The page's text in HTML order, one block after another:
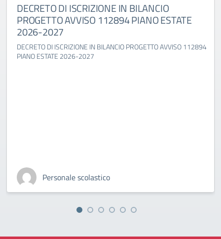
DECRETO DI ISCRIZIONE IN BILANCIO
PROGETTO AVVISO 112894 PIANO ESTATE
2026-2027
DECRETO DI ISCRIZIONE IN BILANCIO PROGETTO AVVISO 112894
PIANO ESTATE 2026-2027
Personale scolastico